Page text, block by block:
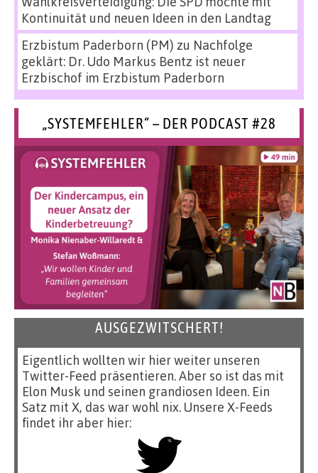
Kontinuität und neuen Ideen in den Landtag
Erzbistum Paderborn (PM) zu Nachfolge
geklärt: Dr. Udo Markus Bentz ist neuer
Erzbischof im Erzbistum Paderborn
„SYSTEMFEHLER“ – DER PODCAST #28
AUSGEZWITSCHERT!
Eigentlich wollten wir hier weiter unseren
Twitter-Feed präsentieren. Aber so ist das mit
Elon Musk und seinen grandiosen Ideen. Ein
Satz mit X, das war wohl nix. Unsere X-Feeds
findet ihr aber hier: